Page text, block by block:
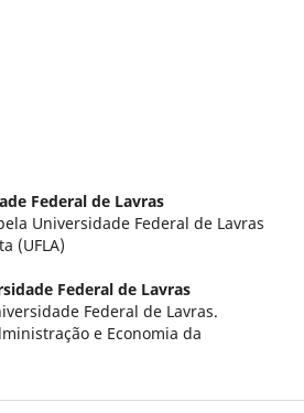
Federal de Lavras
Universidade Federal de Lavras
(UFLA)
Federal de Lavras
Federal de Lavras.
e Economia da